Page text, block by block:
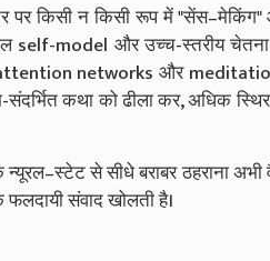
किसी न किसी रूप में "सेंस–मेकिंग"
self-model और उच्च-स्तरीय
attention networks और
संदर्भित कथा को ढीला कर, अधिक
से सीधे बराबर ठहराना
संवाद खोलती है।